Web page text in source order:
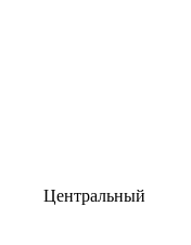
Центральный